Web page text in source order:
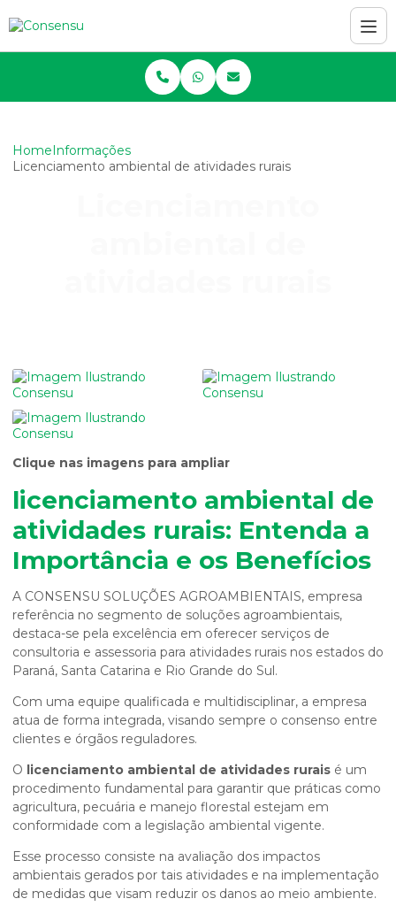
HomeInformações
Licenciamento ambiental de atividades rurais
Clique nas imagens para ampliar
licenciamento ambiental de
atividades rurais: Entenda a
Importância e os Benefícios
A CONSENSU SOLUÇÕES AGROAMBIENTAIS, empresa
referência no segmento de soluções agroambientais,
destaca-se pela excelência em oferecer serviços de
consultoria e assessoria para atividades rurais nos estados do
Paraná, Santa Catarina e Rio Grande do Sul.
Com uma equipe qualificada e multidisciplinar, a empresa
atua de forma integrada, visando sempre o consenso entre
clientes e órgãos reguladores.
O licenciamento ambiental de atividades rurais é um
procedimento fundamental para garantir que práticas como
agricultura, pecuária e manejo florestal estejam em
conformidade com a legislação ambiental vigente.
Esse processo consiste na avaliação dos impactos
ambientais gerados por tais atividades e na implementação
de medidas que visam reduzir os danos ao meio ambiente.